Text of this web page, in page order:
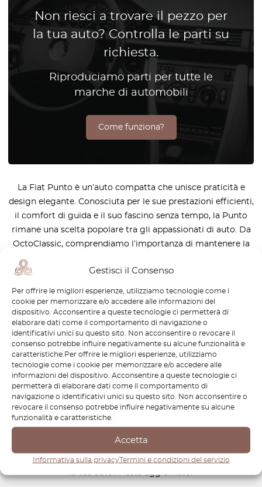
Gestisci il Consenso
Per offrire le migliori esperienze, utilizziamo tecnologie come i
cookie per memorizzare e/o accedere alle informazioni del
dispositivo. Acconsentire a queste tecnologie ci permetterà di
elaborare dati come il comportamento di navigazione o
identificativi unici su questo sito. Non acconsentire o revocare il
consenso potrebbe influire negativamente su alcune funzionalità e
caratteristiche.Per offrire le migliori esperienze, utilizziamo
tecnologie come i cookie per memorizzare e/o accedere alle
informazioni del dispositivo. Acconsentire a queste tecnologie ci
permetterà di elaborare dati come il comportamento di
navigazione o identificativi unici su questo sito. Non acconsentire o
revocare il consenso potrebbe influire negativamente su alcune
funzionalità e caratteristiche.
Accetta
Informativa sulla privacyTermini e condizioni del servizio
Non riesci a trovare il pezzo per
la tua auto? Controlla le parti su
richiesta.
Riproduciamo parti per tutte le
marche di automobili
Come funziona?
La Fiat Punto è un’auto compatta che unisce praticità e
design elegante. Conosciuta per le sue prestazioni efficienti,
il comfort di guida e il suo fascino senza tempo, la Punto
rimane una scelta popolare tra gli appassionati di auto. Da
OctoClassic, comprendiamo l’importanza di mantenere la
performance e l’affidabilità della tua Fiat Punto. La nostra
selezione di ricambi di alta qualità è progettata
componente mantenga il tuo veicolo in perfette condizioni
per molti anni. Che tu stia restaurando le caratteristiche
originali o semplicemente mantenendo la sua efficienza,
OctoClassic ha i ricambi di cui hai bisogno per tenere la tua
Punto in perfetta forma.
Newsletter
Come farai a sapere quando rilasciamo nuove parti per